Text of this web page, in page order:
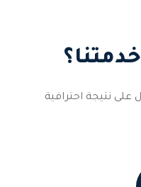
نتيجة احترافية